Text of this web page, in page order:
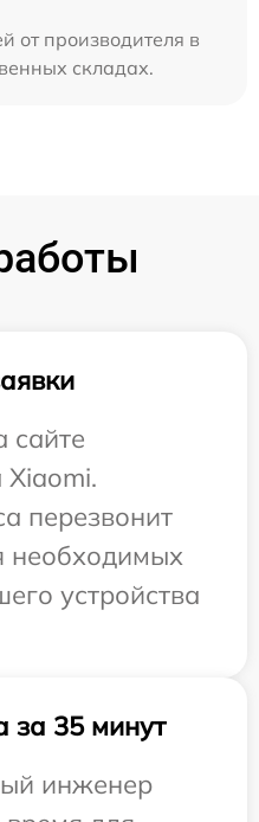
от производителя в
складах.
сайте
Xiaomi.
перезвонит
необходимых
устройства
за 35 минут
инженер